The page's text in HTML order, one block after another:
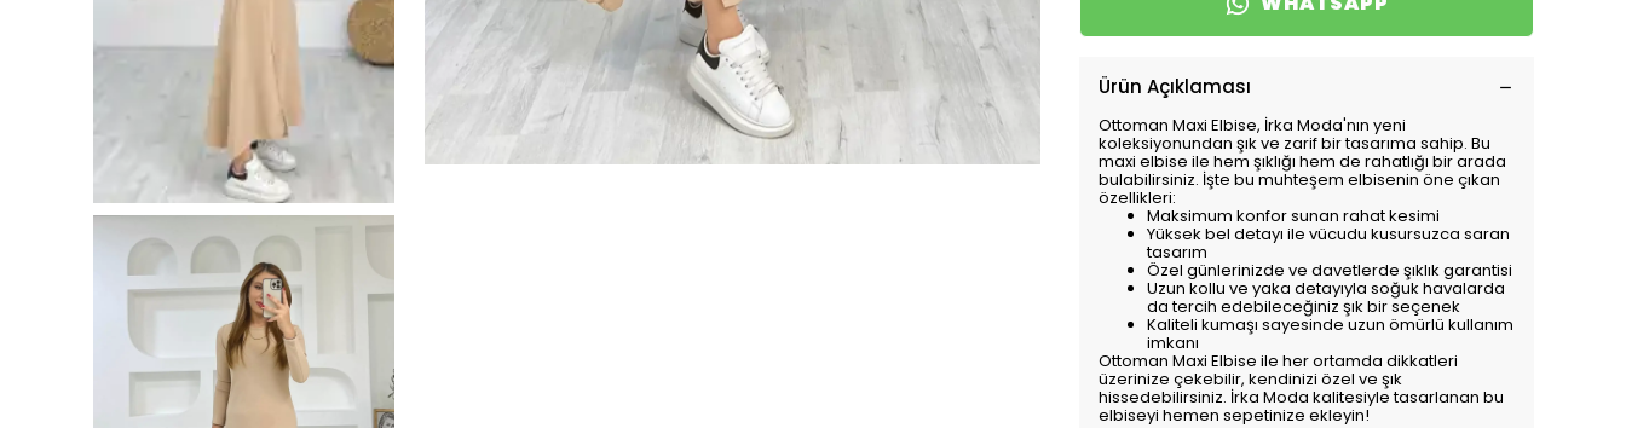
Ürün Açıklaması
Ottoman Maxi Elbise, İrka Moda'nın yeni
koleksiyonundan şık ve zarif bir tasarıma sahip. Bu
maxi elbise ile hem şıklığı hem de rahatlığı bir arada
bulabilirsiniz. İşte bu muhteşem elbisenin öne çıkan
özellikleri:
Maksimum konfor sunan rahat kesimi
Yüksek bel detayı ile vücudu kusursuzca saran
tasarım
Özel günlerinizde ve davetlerde şıklık garantisi
Uzun kollu ve yaka detayıyla soğuk havalarda
da tercih edebileceğiniz şık bir seçenek
Kaliteli kumaşı sayesinde uzun ömürlü kullanım
imkanı
Ottoman Maxi Elbise ile her ortamda dikkatleri
üzerinize çekebilir, kendinizi özel ve şık
hissedebilirsiniz. İrka Moda kalitesiyle tasarlanan bu
elbiseyi hemen sepetinize ekleyin!